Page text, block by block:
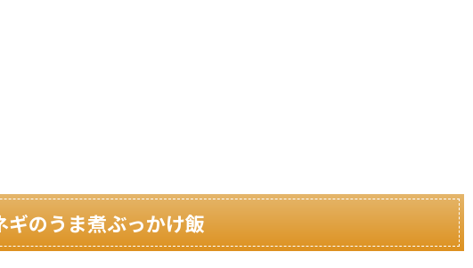
ギのうま煮ぶっかけ飯